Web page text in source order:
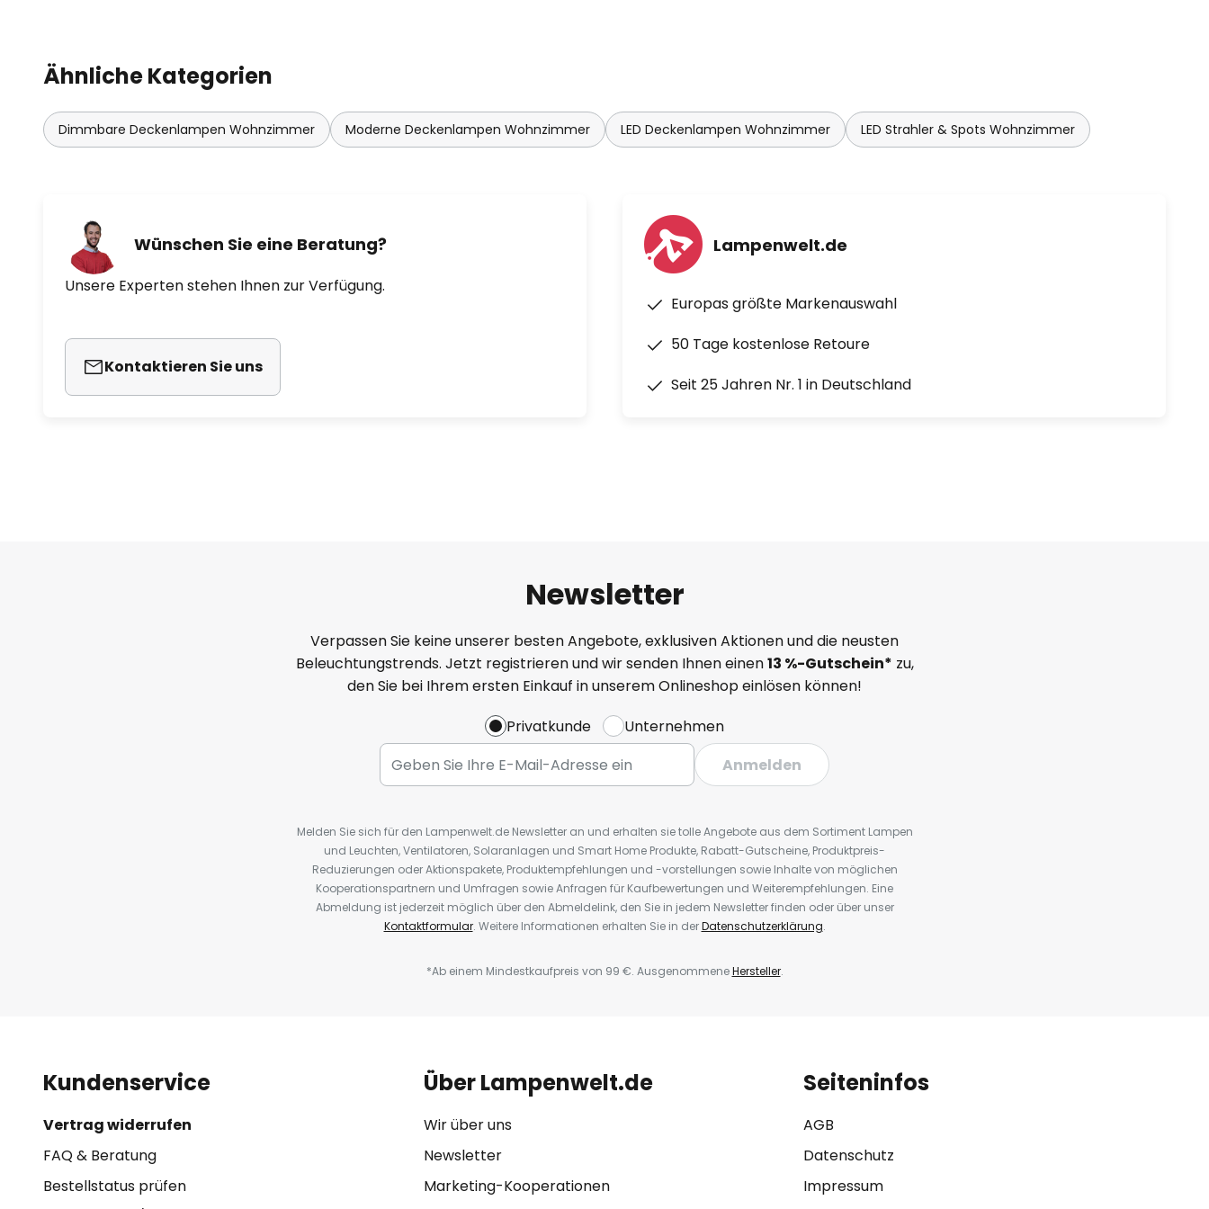
Ähnliche Kategorien
Dimmbare Deckenlampen Wohnzimmer Moderne Deckenlampen Wohnzimmer LED Deckenlampen Wohnzimmer LED Strahler & Spots Wohnzimmer
Wünschen Sie eine Beratung?
Unsere Experten stehen Ihnen zur Verfügung.
Kontaktieren Sie uns
Lampenwelt.de
Europas größte Markenauswahl
50 Tage kostenlose Retoure
Seit 25 Jahren Nr. 1 in Deutschland
Newsletter
Verpassen Sie keine unserer besten Angebote, exklusiven Aktionen und die neusten
Beleuchtungstrends. Jetzt registrieren und wir senden Ihnen einen13 %-Gutschein* zu,
den Sie bei Ihrem ersten Einkauf in unserem Onlineshop einlösen können!
Privatkunde
Unternehmen
Anmelden
Melden Sie sich für den Lampenwelt.de Newsletter an und erhalten sie tolle Angebote aus dem Sortiment Lampen
und Leuchten, Ventilatoren, Solaranlagen und Smart Home Produkte, Rabatt-Gutscheine, Produktpreis-
Reduzierungen oder Aktionspakete, Produktempfehlungen und -vorstellungen sowie Inhalte von möglichen
Kooperationspartnern und Umfragen sowie Anfragen für Kaufbewertungen und Weiterempfehlungen. Eine
Abmeldung ist jederzeit möglich über den Abmeldelink, den Sie in jedem Newsletter finden oder über unser
Kontaktformular. Weitere Informationen erhalten Sie in derDatenschutzerklärung.
*Ab einem Mindestkaufpreis von 99 €. AusgenommeneHersteller.
Kundenservice
Vertrag widerrufen
FAQ & Beratung
Bestellstatus prüfen
Über Lampenwelt.de
Wir über uns
Newsletter
Marketing-Kooperationen
Seiteninfos
AGB
Datenschutz
Impressum